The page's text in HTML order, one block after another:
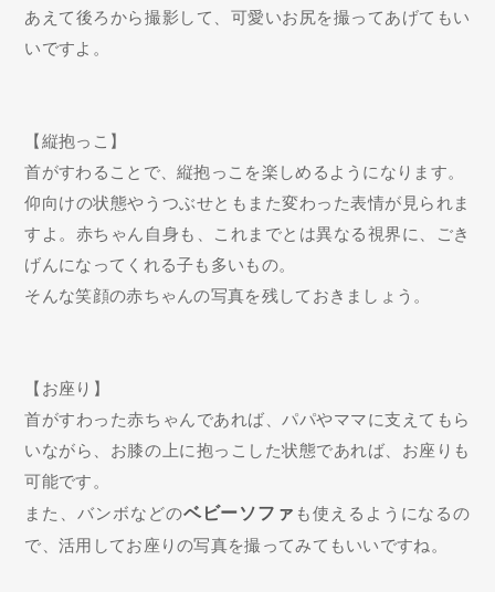
あえて後ろから撮影して、可愛いお尻を撮ってあげてもい
いですよ。
【縦抱っこ】
首がすわることで、縦抱っこを楽しめるようになります。
仰向けの状態やうつぶせともまた変わった表情が見られま
すよ。赤ちゃん自身も、これまでとは異なる視界に、ごき
げんになってくれる子も多いもの。
そんな笑顔の赤ちゃんの写真を残しておきましょう。
【お座り】
首がすわった赤ちゃんであれば、パパやママに支えてもら
いながら、お膝の上に抱っこした状態であれば、お座りも
可能です。
また、バンボなどのベビーソファ も使えるようになるの
で、活用してお座りの写真を撮ってみてもいいですね。